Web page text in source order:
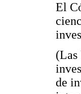
El
(Las
de